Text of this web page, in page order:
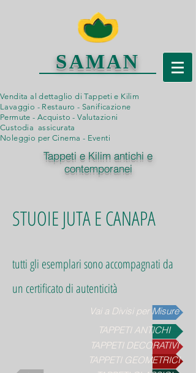
SAMAN
Vendita al dettaglio di Tappeti e Kilim
Lavaggio - Restauro - Sanificazione
Permute - Acquisto - Valutazioni
Custodia assicurata
Noleggio per Cinema - Eventi
Tappeti e Kilim antichi e
contemporanei
STUOIE JUTA E CANAPA
tutti gli esemplari sono accompagnati da
un certificato di autenticità
Vai a Divisi per Misure
TAPPETI ANTICHI
TAPPETI DECORATIVI
TAPPETI GEOMETRICI